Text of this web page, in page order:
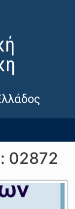
02872